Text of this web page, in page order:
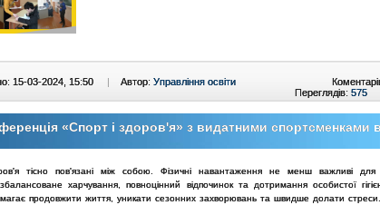
15-03-2024, 15:50 | Автор: Управління освіти
Переглядів: 575
«Спорт і здоров'я» з видатними
тісно пов'язані між собою. Фізичні навантаження не менш важливі для
харчування, повноцінний відпочинок та дотримання особистої
продовжити життя, уникати сезонних захворювань та швидше долати стреси.